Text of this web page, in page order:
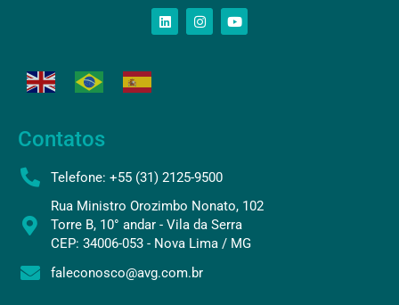
Contatos
Telefone: +55 (31) 2125-9500
Rua Ministro Orozimbo Nonato, 102
Torre B, 10° andar - Vila da Serra
CEP: 34006-053 - Nova Lima / MG
faleconosco@avg.com.br